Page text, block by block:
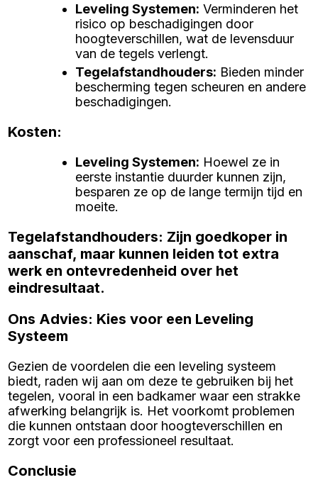
Leveling Systemen: Verminderen het
risico op beschadigingen door
hoogteverschillen, wat de levensduur
van de tegels verlengt.
Tegelafstandhouders: Bieden minder
bescherming tegen scheuren en andere
beschadigingen.
Kosten:
Leveling Systemen: Hoewel ze in
eerste instantie duurder kunnen zijn,
besparen ze op de lange termijn tijd en
moeite.
Tegelafstandhouders: Zijn goedkoper in
aanschaf, maar kunnen leiden tot extra
werk en ontevredenheid over het
eindresultaat.
Ons Advies: Kies voor een Leveling
Systeem
Gezien de voordelen die een leveling systeem
biedt, raden wij aan om deze te gebruiken bij het
tegelen, vooral in een badkamer waar een strakke
afwerking belangrijk is. Het voorkomt problemen
die kunnen ontstaan door hoogteverschillen en
zorgt voor een professioneel resultaat.
Conclusie